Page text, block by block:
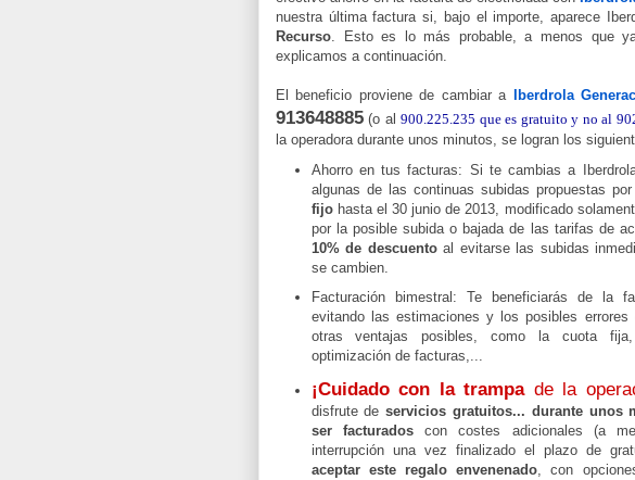
nuestra última factura si, bajo el importe, aparece
Recurso . Esto es lo más probable, a menos que
explicamos a continuación.
El beneficio proviene de cambiar a Iberdrola
913648885 (o al900.225.235 que es gratuito y no al
la operadora durante unos minutos, se logran los
Ahorro en tus facturas: Si te cambias a
algunas de las continuas subidas propuestas por
fijo hasta el 30 junio de 2013, modificado
por la posible subida o bajada de las tarifas de
10% de descuentoal evitarse las subidas
se cambien.
Facturación bimestral: Te beneficiarás de la
evitando las estimaciones y los posibles errores
otras ventajas posibles, como la cuota fija,
optimización de facturas,...
¡Cuidado con la trampa de la
disfrute deservicios gratuitos... durante unos
ser facturadoscon costes adicionales (a
interrupción una vez finalizado el plazo de
aceptar este regalo envenenado, con